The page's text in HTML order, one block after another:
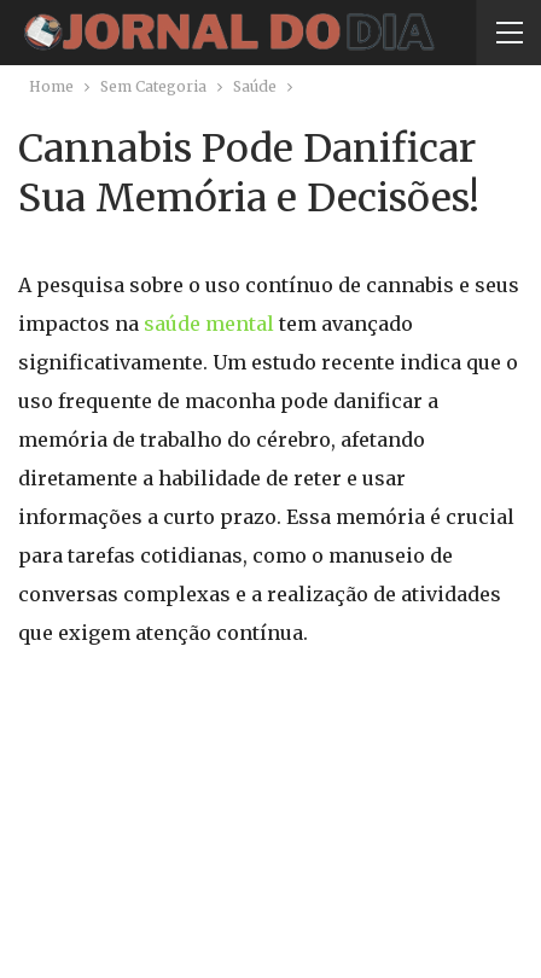
Home Sem Categoria Saúde
Cannabis Pode Danificar
Sua Memória e Decisões!
A pesquisa sobre o uso contínuo de cannabis e seus
impactos na saúde mental tem avançado
significativamente. Um estudo recente indica que o
uso frequente de maconha pode danificar a
memória de trabalho do cérebro, afetando
diretamente a habilidade de reter e usar
informações a curto prazo. Essa memória é crucial
para tarefas cotidianas, como o manuseio de
conversas complexas e a realização de atividades
que exigem atenção contínua.